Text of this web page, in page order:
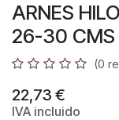
ARNES
26-30 CMS
(0
22,73 €
IVA incluido